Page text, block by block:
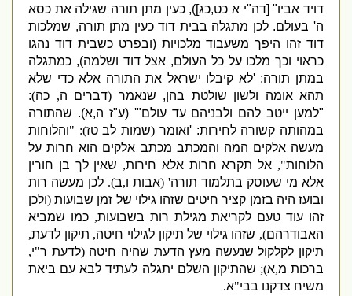
דויד אביו" [דה"י א כט,כג]),כעין מתן תורה שגילה את כסא
'בעולם.לכן מתגלה בבית דוד כעין מתן תורה,שמלכות
דוד זהו היפך משעבוד מלכויות(ובפרט כשבית דוד נהגו
כראוי וכך מלכו על כל העולם,אצל דוד ושלמה),כמתגלה
במתן תורה: 'לא קיבלו ישראל את התורה אלא כדי שלא
תהא אומה ולשון שולטת בהן,שנאמר(דברים ה ,כה)
:
למען ייטב להם ולבניהם עד עולם"' (ע "ז ה א).שהתורה
במהותה קשורה לחירות: 'ואומר(שמות לב טז): "והלוחות
מעשה אלקים המה והמכתב מכתב אלקים הוא חרות על
הלוחות",אל תקרא חרות אלא חירות,שאין לך בן חורין
אלא מי שעוסק בתלמוד תורה' (אבות ו,ב).לכן מעשה רות
ובועז היה בזמן קציר חיטים שזהו גילוי של זמן שבועות(ולכן
זהו עוד טעם לקריאת מגילת רות בשבועות,כמו שמביא
האבודרהם),שזהו גילוי של תיקון לגילוי חיטה,תיקון לדעת,
תיקון לקלקול שנעשה מעץ הדעת שהיה חיטה(לדעת ר י,
ברכות מ א);שהתיקון השלם יתגלה לעתיד לבא עם ביאת
משיח צדקנו בבי"א.